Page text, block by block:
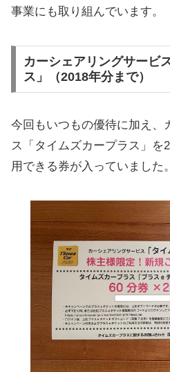
事業にも取り組んでいます。
カーシェアリングサービ
ス」（2018年分まで）
今回もいつもの優待に加え、
ス「タイムズカープラス」を
用できる券が入っていました。